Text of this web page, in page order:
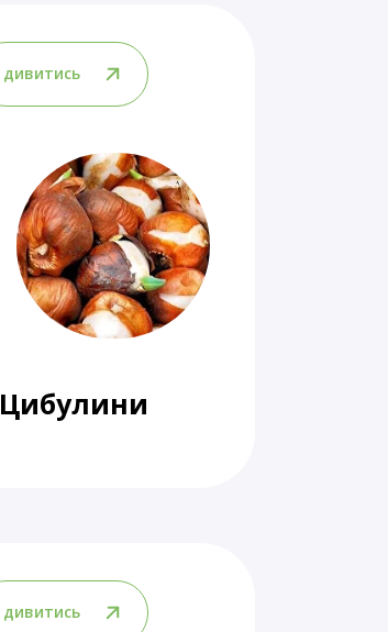
Цибулини
дивитись
дивитись